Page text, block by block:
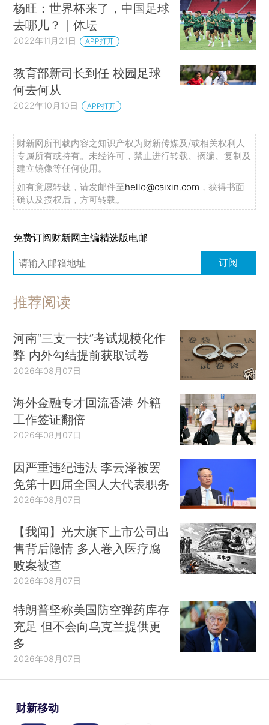
杨旺：世界杯来了，中国足球
去哪儿？｜体坛
2022年11月21日 APP打开
教育部新司长到任 校园足球
何去何从
2022年10月10日 APP打开
财新网所刊载内容之知识产权为财新传媒及/或相关权利人
专属所有或持有。未经许可，禁止进行转载、摘编、复制及
建立镜像等任何使用。
如有意愿转载，请发邮件至hello@caixin.com ，获得书面
确认及授权后，方可转载。
免费订阅财新网主编精选版电邮
订阅
推荐阅读
河南“三支一扶”考试规模化作
弊 内外勾结提前获取试卷
2026年08月07日
海外金融专才回流香港 外籍
工作签证翻倍
2026年08月07日
因严重违纪违法 李云泽被罢
免第十四届全国人大代表职务
2026年08月07日
【我闻】光大旗下上市公司出
售背后隐情 多人卷入医疗腐
败案被查
2026年08月07日
特朗普坚称美国防空弹药库存
充足 但不会向乌克兰提供更
多
2026年08月07日
财新移动